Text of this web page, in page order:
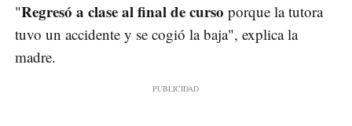
"Regresó a clase al final de curso porque la tutora
tuvo un accidente y se cogió la baja", explica la
madre.